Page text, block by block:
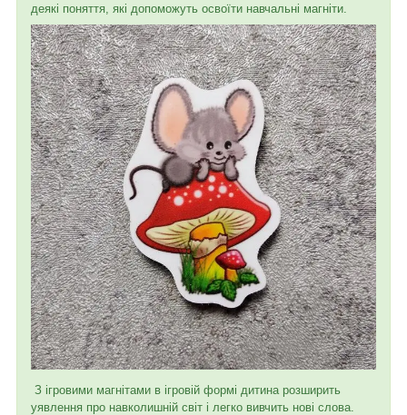
деякі поняття, які допоможуть освоїти навчальні магніти.
З ігровими магнітами в ігровій формі дитина розширить
уявлення про навколишній світ і легко вивчить нові слова.